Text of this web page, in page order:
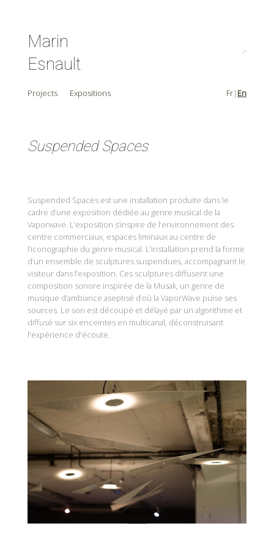
Marin
Esnault
/* A
Fr En
Projects Expositions
Suspended Spaces
Suspended Spaces est une installation produite dans le
cadre d’une exposition dédiée au genre musical de la
Vaporwave. L’exposition s’inspire de l’environnement des
centre commerciaux, espaces liminaux au centre de
l’iconographie du genre musical. L’installation prend la forme
d’un ensemble de sculptures suspendues, accompagnant le
visiteur dans l’exposition. Ces sculptures diffusent une
composition sonore inspirée de la Musak, un genre de
musique d’ambiance aseptisé d’où la VaporWave puise ses
sources. Le son est découpé et délayé par un algorithme et
diffusé sur six enceintes en multicanal, déconstruisant
l'expérience d'écoute.